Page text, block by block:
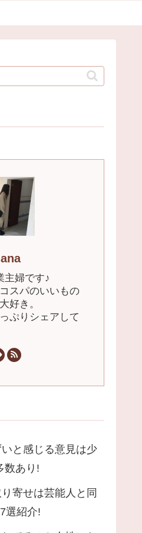
主婦です♪
スパのいいもの
好き。
ぷりシェアして
と感じる意見は少
数あり!
寄せは芸能人と同
選紹介!